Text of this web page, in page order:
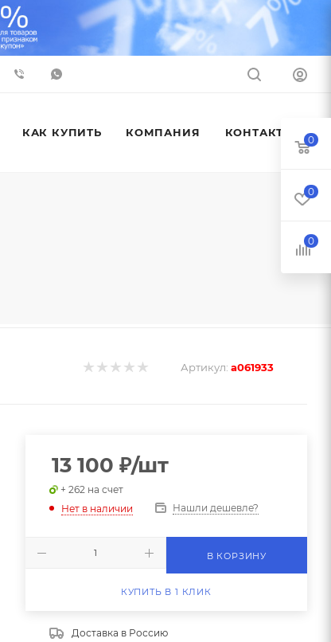
КАК КУПИТЬ КОМПАНИЯ КОНТАКТЫ
Артикул: a061933
13 100 ₽/шт
+ 262 на счет
Нет в наличии
Нашли дешевле?
В КОРЗИНУ
КУПИТЬ В 1 КЛИК
Доставка в Россию
0
0
0